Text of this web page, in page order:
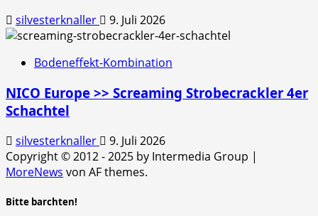
silvesterknaller 9. Juli 2026
Bodeneffekt-Kombination
NICO Europe >> Screaming Strobecrackler 4er
Schachtel
silvesterknaller
9. Juli 2026
Copyright © 2012 - 2025 by Intermedia Group |
MoreNews von AF themes.
Bitte barchten!